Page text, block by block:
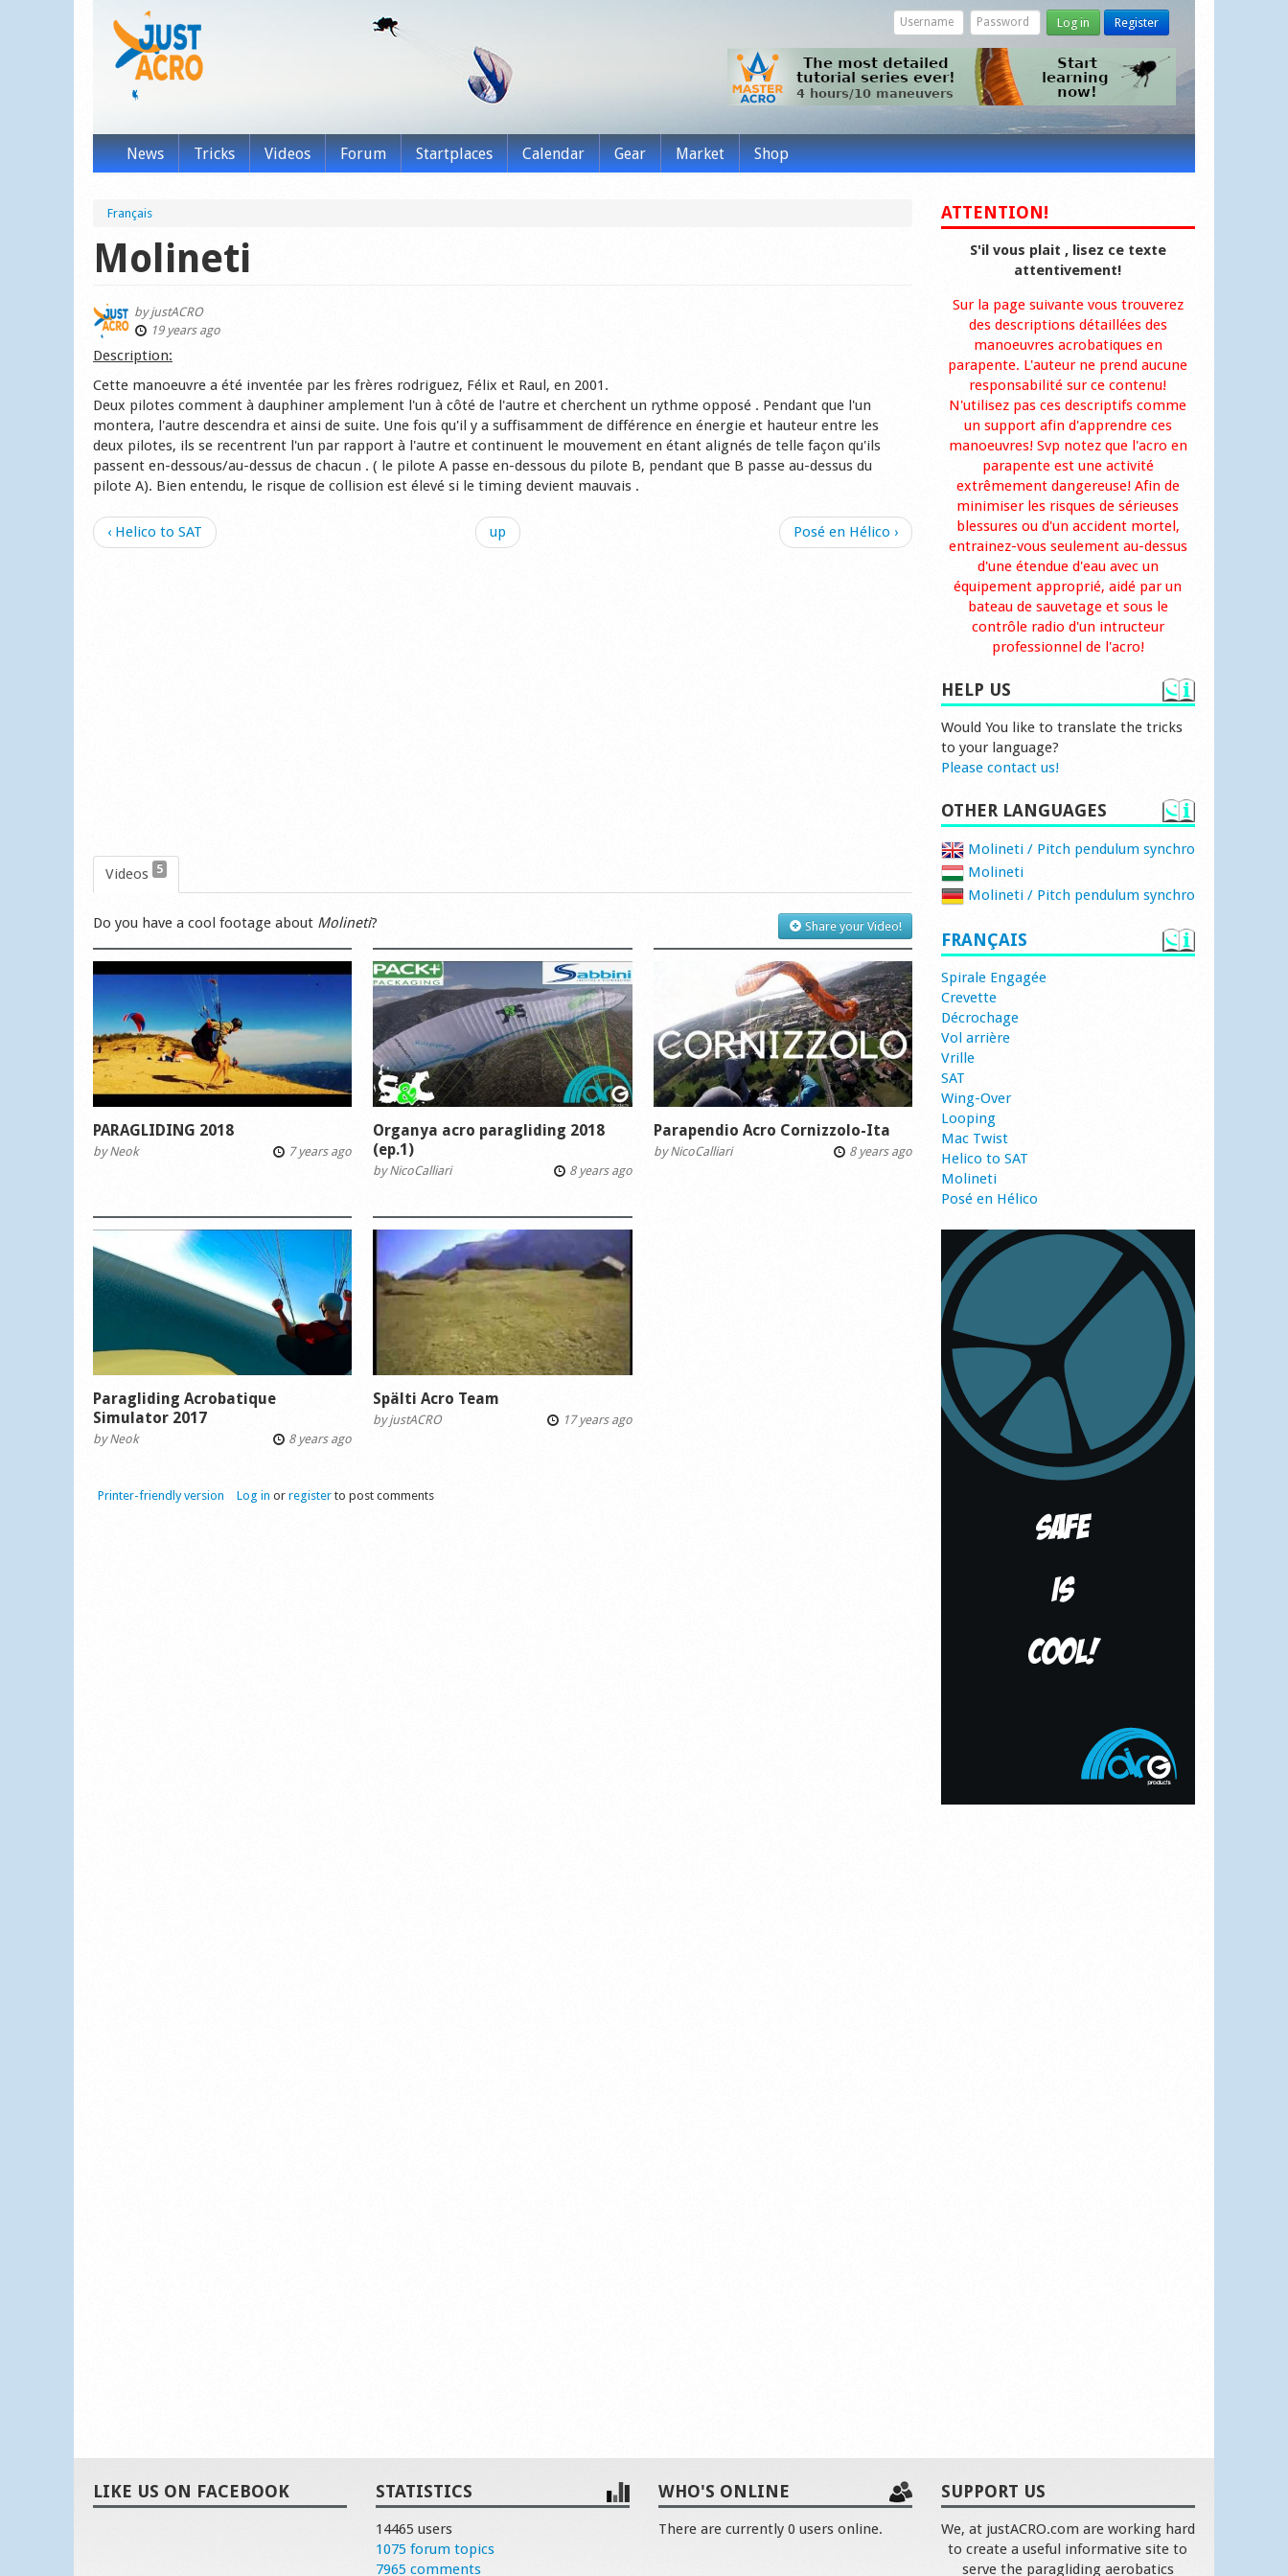
Log in Register
News Tricks Videos Forum Startplaces Calendar Gear Market Shop
Français
Molineti
byjustACRO
19 years ago
Description:
Cette manoeuvre a été inventée par les frères rodriguez, Félix et Raul, en 2001.
Deux pilotes comment à dauphiner amplement l'un à côté de l'autre et cherchent un rythme opposé . Pendant que l'un
montera, l'autre descendra et ainsi de suite. Une fois qu'il y a suffisamment de différence en énergie et hauteur entre les
deux pilotes, ils se recentrent l'un par rapport à l'autre et continuent le mouvement en étant alignés de telle façon qu'ils
passent en-dessous/au-dessus de chacun . ( le pilote A passe en-dessous du pilote B, pendant que B passe au-dessus du
pilote A). Bien entendu, le risque de collision est élevé si le timing devient mauvais .
‹ Helico to SAT up Posé en Hélico ›
Videos 5
Share your Video!
Do you have a cool footage about Molineti?
PARAGLIDING 2018
byNeok 7 years ago
Organya acro paragliding 2018
(ep.1)
byNicoCalliari 8 years ago
Parapendio Acro Cornizzolo-Ita
byNicoCalliari 8 years ago
Paragliding Acrobatique
Simulator 2017
byNeok 8 years ago
Spälti Acro Team
byjustACRO 17 years ago
Printer-friendly version Log in or register to post comments
ATTENTION!
S'il vous plait , lisez ce texte
attentivement!
Sur la page suivante vous trouverez
des descriptions détaillées des
manoeuvres acrobatiques en
parapente. L'auteur ne prend aucune
responsabilité sur ce contenu!
N'utilisez pas ces descriptifs comme
un support afin d'apprendre ces
manoeuvres! Svp notez que l'acro en
parapente est une activité
extrêmement dangereuse! Afin de
minimiser les risques de sérieuses
blessures ou d'un accident mortel,
entrainez-vous seulement au-dessus
d'une étendue d'eau avec un
équipement approprié, aidé par un
bateau de sauvetage et sous le
contrôle radio d'un intructeur
professionnel de l'acro!
HELP US
Would You like to translate the tricks
to your language?
Please contact us!
OTHER LANGUAGES
Molineti / Pitch pendulum synchro
Molineti
Molineti / Pitch pendulum synchro
FRANÇAIS
Spirale Engagée
Crevette
Décrochage
Vol arrière
Vrille
SAT
Wing-Over
Looping
Mac Twist
Helico to SAT
Molineti
Posé en Hélico
LIKE US ON FACEBOOK STATISTICS
14465 users
1075 forum topics
7965 comments
WHO'S ONLINE
There are currently 0 users online.
SUPPORT US
We, at justACRO.com are working hard
to create a useful informative site to
serve the paragliding aerobatics